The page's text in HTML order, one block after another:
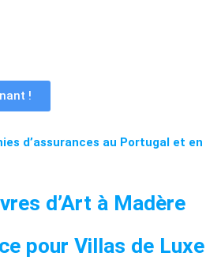
!
d’assurances au Portugal et en
d’Art à Madère
pour Villas de